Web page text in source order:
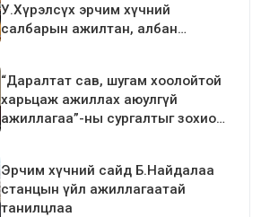
У.Хүрэлсүх эрчим хүчний
салбарын ажилтан, албан
“Даралтат сав, шугам хоолойтой
харьцаж ажиллах аюулгүй
ажиллагаа”-ны сургалтыг зохион
Эрчим хүчний сайд Б.Найдалаа
станцын үйл ажиллагаатай
танилцлаа